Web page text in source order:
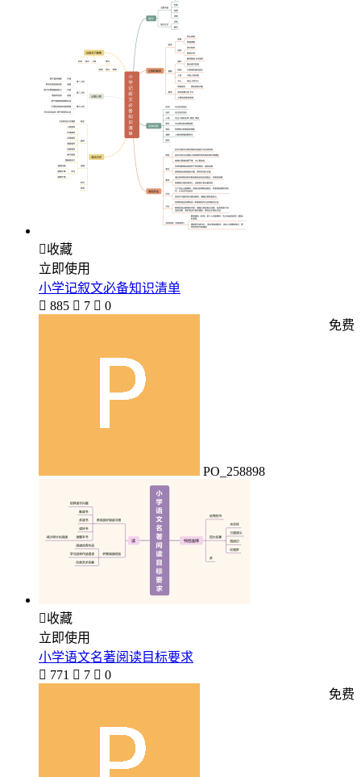
收藏
立即使用
小学记叙文必备知识清单
 885  7  0
PO_258898
免费
收藏
立即使用
小学语文名著阅读目标要求
 771  7  0
免费